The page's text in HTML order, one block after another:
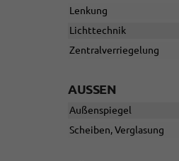
Lenkung
Lichttechnik
Zentralverriegelung
AUSSEN
Außenspiegel
Scheiben, Verglasung